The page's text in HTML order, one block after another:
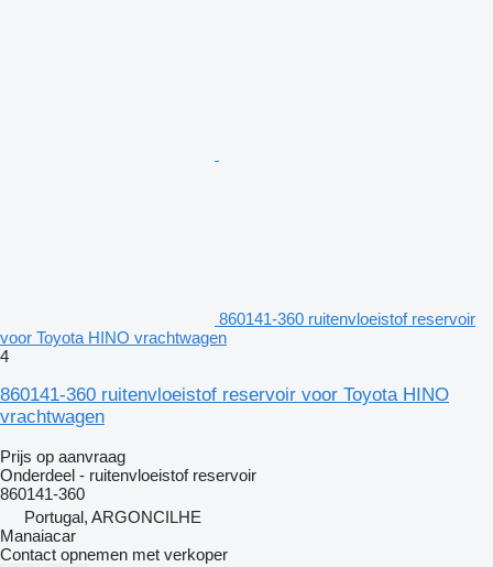
860141-360 ruitenvloeistof reservoir
voor Toyota HINO vrachtwagen
4
860141-360 ruitenvloeistof reservoir voor Toyota HINO
vrachtwagen
Prijs op aanvraag
Onderdeel - ruitenvloeistof reservoir
860141-360
Portugal, ARGONCILHE
Manaiacar
Contact opnemen met verkoper